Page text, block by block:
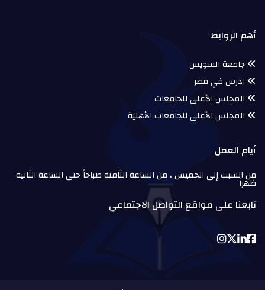
أهم الروابط
جامعة السويس
ادرس في مصر
المجلس الأعلى للجامعات
المجلس الأعلى للجامعات الأهلية
أيام العمل
من السبت إلى الخميس ، من الساعة الثامنة صباحاً حتى الساعة الثانية
ظهراً
تابعنا على مواقع التواصل الاجتماعي
Facebook
Linkedin
Twitter
Instagram